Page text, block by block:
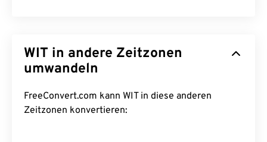
WIT in andere Zeitzonen
umwandeln
FreeConvert.com kann WIT in diese anderen
Zeitzonen konvertieren: